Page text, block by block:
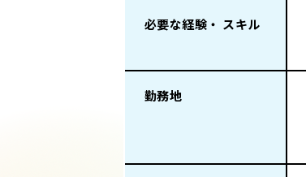
必要な経験・ スキル
勤務地